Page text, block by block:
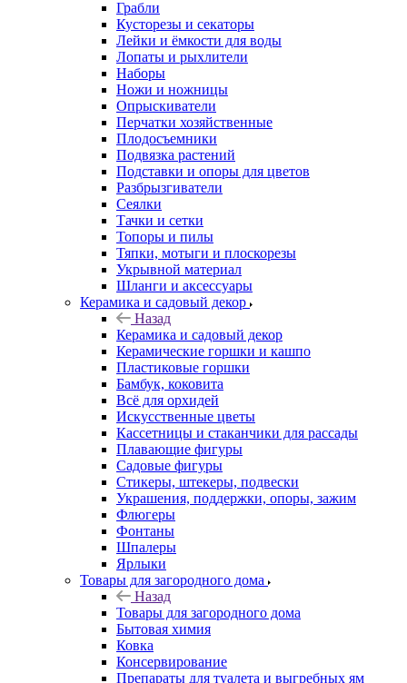
Грабли
Кусторезы и секаторы
Лейки и ёмкости для воды
Лопаты и рыхлители
Наборы
Ножи и ножницы
Опрыскиватели
Перчатки хозяйственные
Плодосъемники
Подвязка растений
Подставки и опоры для цветов
Разбрызгиватели
Сеялки
Тачки и сетки
Топоры и пилы
Тяпки, мотыги и плоскорезы
Укрывной материал
Шланги и аксессуары
Керамика и садовый декор
Назад
Керамика и садовый декор
Керамические горшки и кашпо
Пластиковые горшки
Бамбук, коковита
Всё для орхидей
Искусственные цветы
Кассетницы и стаканчики для рассады
Плавающие фигуры
Садовые фигуры
Стикеры, штекеры, подвески
Украшения, поддержки, опоры, зажим
Флюгеры
Фонтаны
Шпалеры
Ярлыки
Товары для загородного дома
Назад
Товары для загородного дома
Бытовая химия
Ковка
Консервирование
Препараты для туалета и выгребных ям